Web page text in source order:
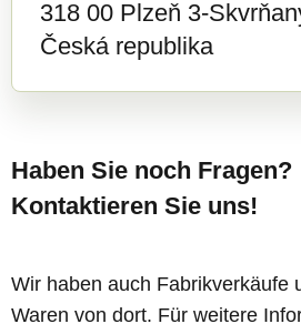
318 00 Plzeň 3-
Česká republika
Haben Sie noch Fragen?
Kontaktieren Sie uns!
Wir haben auch Fabrikverkäufe
Waren von dort. Für weitere